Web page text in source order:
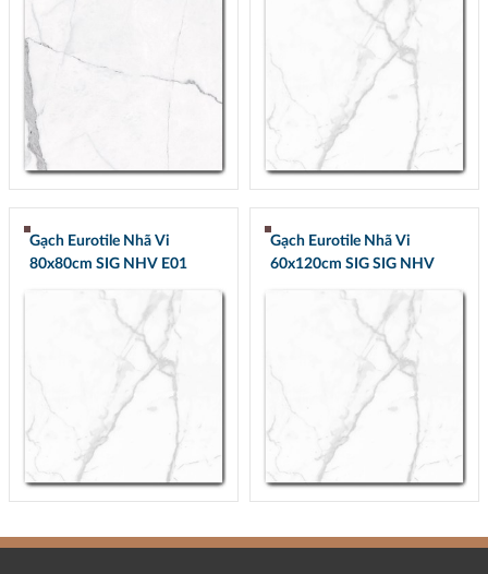
Gạch Eurotile Nhã Vi
80x80cm SIG NHV E01
Gạch Eurotile Nhã Vi
60x120cm SIG SIG NHV